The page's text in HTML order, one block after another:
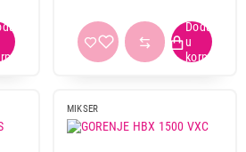
MIKSER
u korpu.